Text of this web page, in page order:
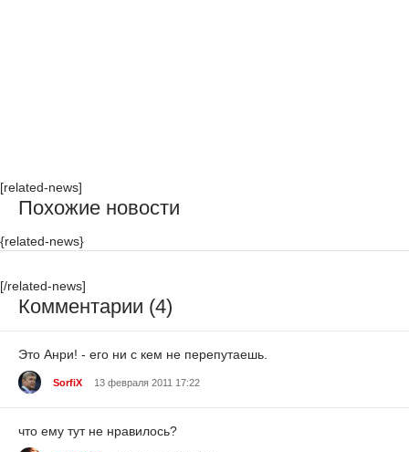
[related-news]
Похожие новости
{related-news}
[/related-news]
Комментарии (4)
Это Анри! - его ни с кем не перепутаешь.
SorfiX 13 февраля 2011 17:22
что ему тут не нравилось?